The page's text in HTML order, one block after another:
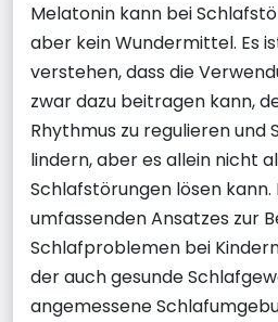
Melatonin kann bei
aber kein Wundermittel. Es
verstehen, dass die
zwar dazu beitragen kann,
Rhythmus zu regulieren und
lindern, aber es allein nicht
Schlafstörungen lösen kann.
umfassenden Ansatzes zur
Schlafproblemen bei
der auch gesunde
angemessene